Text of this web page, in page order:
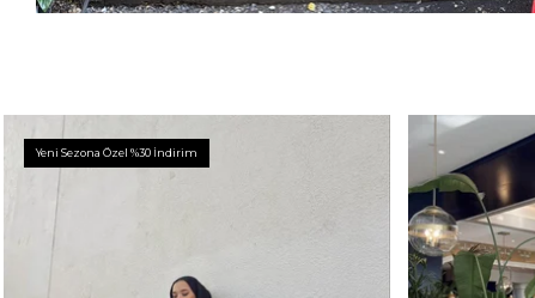
Yeni Sezona Özel %30 İndirim